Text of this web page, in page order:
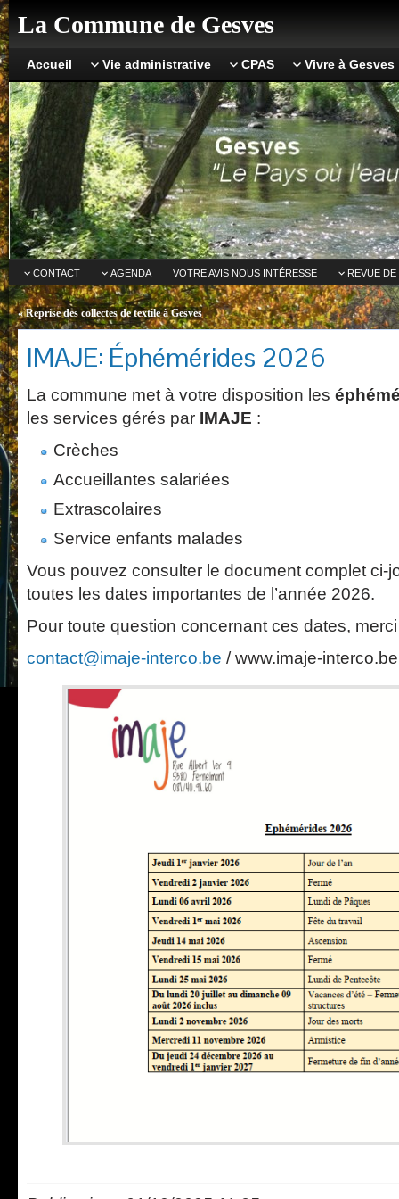
La Commune de Gesves
Accueil Vie administrative CPAS Vivre à Gesves
CONTACT AGENDA VOTRE AVIS NOUS INTÉRESSE REVUE DE
«Reprise des collectes de textile à Gesves
IMAJE: Éphémérides 2026
La commune met à votre disposition les
les services gérés par IMAJE :
Crèches
Accueillantes salariées
Extrascolaires
Service enfants malades
Vous pouvez consulter le document complet ci-
toutes les dates importantes de l’année 2026.
Pour toute question concernant ces dates,
contact@imaje-interco.be / www.imaje-